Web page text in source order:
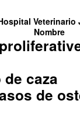
Veterinario
Nombre
caza
de